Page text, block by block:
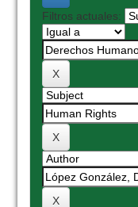
Filtros actuales: